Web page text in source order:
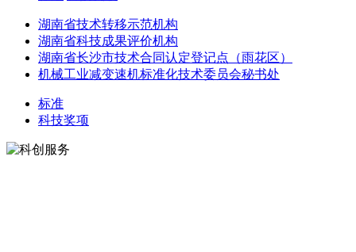
湖南省技术转移示范机构
湖南省科技成果评价机构
湖南省长沙市技术合同认定登记点（雨花区）
机械工业减变速机标准化技术委员会秘书处
标准
科技奖项